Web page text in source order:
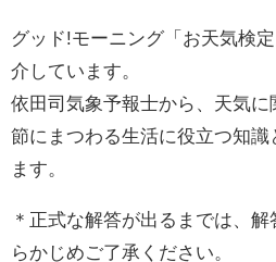
グッド!モーニング「お天気検
介しています。
依田司気象予報士から、天気
節にまつわる生活に役立つ知識
ます。
＊正式な解答が出るまでは、
らかじめご了承ください。